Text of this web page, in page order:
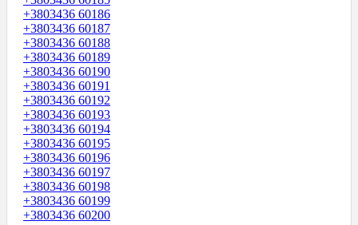
+3803436 60186
+3803436 60187
+3803436 60188
+3803436 60189
+3803436 60190
+3803436 60191
+3803436 60192
+3803436 60193
+3803436 60194
+3803436 60195
+3803436 60196
+3803436 60197
+3803436 60198
+3803436 60199
+3803436 60200